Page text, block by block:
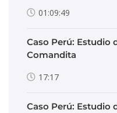
01:09:49
Caso Perú: Estudio
Comandita
17:17
Caso Perú: Estudio